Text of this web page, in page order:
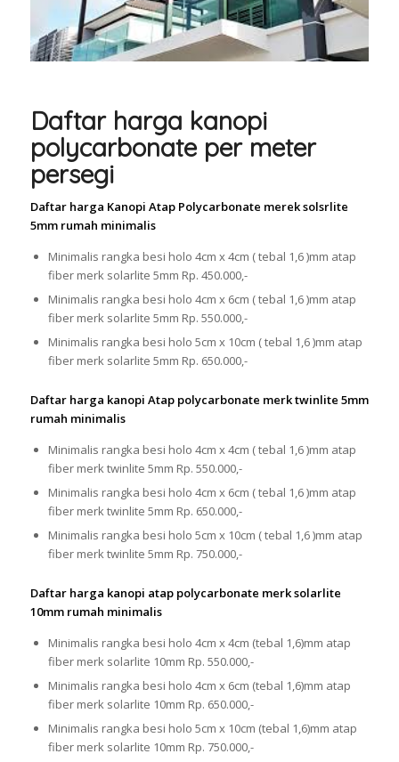
Daftar harga kanopi
polycarbonate per meter
persegi
Daftar harga Kanopi Atap Polycarbonate merek solsrlite
5mm rumah minimalis
Minimalis rangka besi holo 4cm x 4cm ( tebal 1,6 )mm atap
fiber merk solarlite 5mm Rp. 450.000,-
Minimalis rangka besi holo 4cm x 6cm ( tebal 1,6 )mm atap
fiber merk solarlite 5mm Rp. 550.000,-
Minimalis rangka besi holo 5cm x 10cm ( tebal 1,6 )mm atap
fiber merk solarlite 5mm Rp. 650.000,-
Daftar harga kanopi Atap polycarbonate merk twinlite 5mm
rumah minimalis
Minimalis rangka besi holo 4cm x 4cm ( tebal 1,6 )mm atap
fiber merk twinlite 5mm Rp. 550.000,-
Minimalis rangka besi holo 4cm x 6cm ( tebal 1,6 )mm atap
fiber merk twinlite 5mm Rp. 650.000,-
Minimalis rangka besi holo 5cm x 10cm ( tebal 1,6 )mm atap
fiber merk twinlite 5mm Rp. 750.000,-
Daftar harga kanopi atap polycarbonate merk solarlite
10mm rumah minimalis
Minimalis rangka besi holo 4cm x 4cm (tebal 1,6)mm atap
fiber merk solarlite 10mm Rp. 550.000,-
Minimalis rangka besi holo 4cm x 6cm (tebal 1,6)mm atap
fiber merk solarlite 10mm Rp. 650.000,-
Minimalis rangka besi holo 5cm x 10cm (tebal 1,6)mm atap
fiber merk solarlite 10mm Rp. 750.000,-